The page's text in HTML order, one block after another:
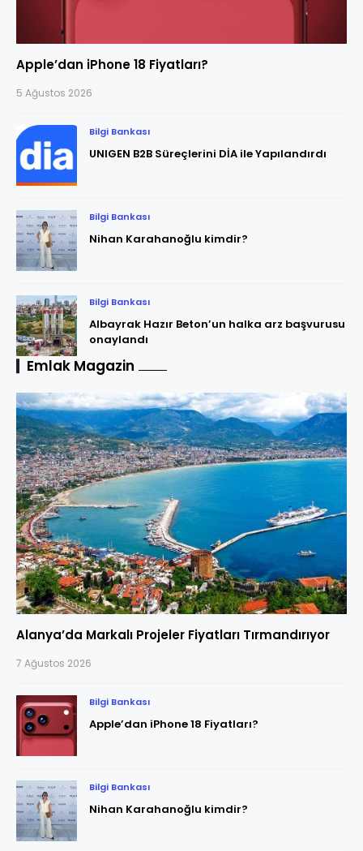
Apple’dan iPhone 18 Fiyatları?
5 Ağustos 2026
Bilgi Bankası
UNIGEN B2B Süreçlerini DİA ile Yapılandırdı
Bilgi Bankası
Nihan Karahanoğlu kimdir?
Bilgi Bankası
Albayrak Hazır Beton’un halka arz başvurusu
onaylandı
Emlak Magazin
Alanya’da Markalı Projeler Fiyatları Tırmandırıyor
7 Ağustos 2026
Bilgi Bankası
Apple’dan iPhone 18 Fiyatları?
Bilgi Bankası
Nihan Karahanoğlu kimdir?